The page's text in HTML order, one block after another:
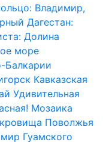
Владимир,
Дагестан:
Долина
море
Балкарии
Кавказская
Удивительная
Мозаика
Поволжья
Гуамского